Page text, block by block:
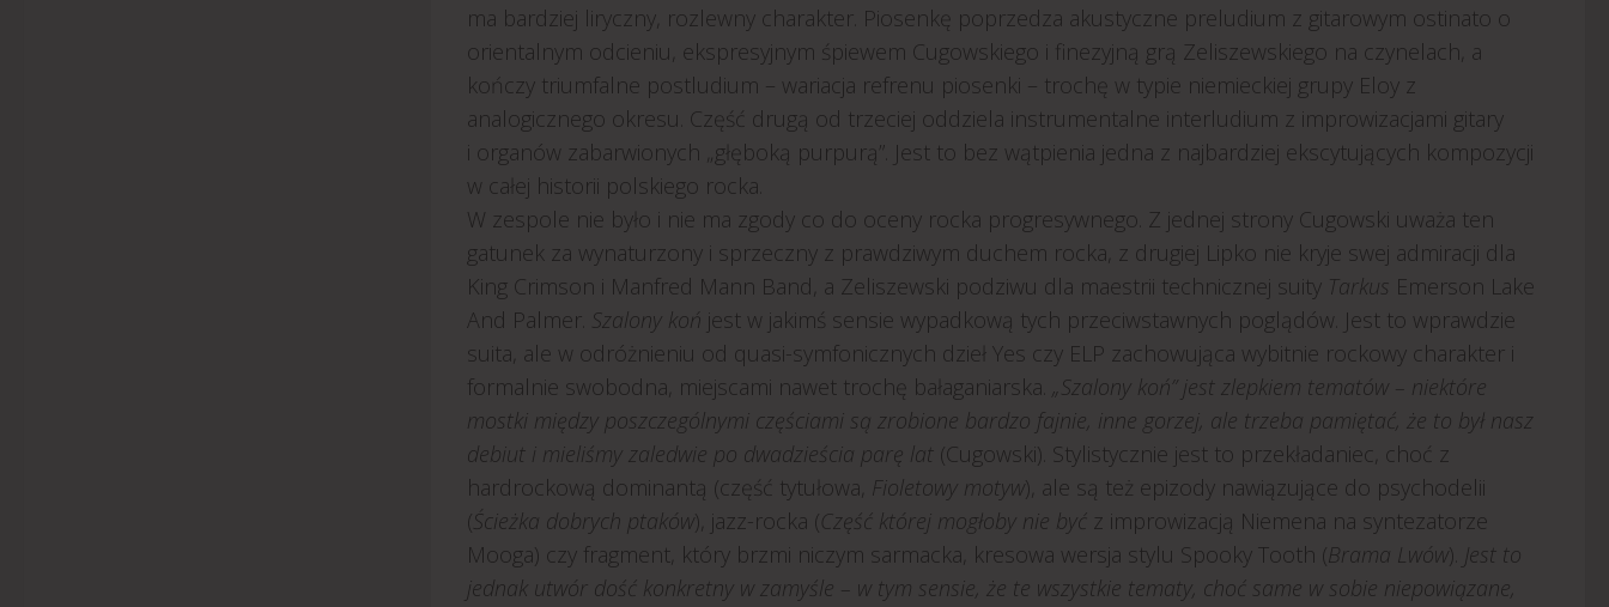
ma bardziej liryczny, rozlewny charakter. Piosenkę poprzedza akustyczne preludium z gitarowym ostinato o
orientalnym odcieniu, ekspresyjnym śpiewem Cugowskiego i finezyjną grą Zeliszewskiego na czynelach, a
kończy triumfalne postludium – wariacja refrenu piosenki – trochę w typie niemieckiej grupy Eloy z
analogicznego okresu. Część drugą od trzeciej oddziela instrumentalne interludium z improwizacjami gitary
i organów zabarwionych „głęboką purpurą”. Jest to bez wątpienia jedna z najbardziej ekscytujących kompozycji
w całej historii polskiego rocka.
W zespole nie było i nie ma zgody co do oceny rocka progresywnego. Z jednej strony Cugowski uważa ten
gatunek za wynaturzony i sprzeczny z prawdziwym duchem rocka, z drugiej Lipko nie kryje swej admiracji dla
King Crimson i Manfred Mann Band, a Zeliszewski podziwu dla maestrii technicznej suity Tarkus Emerson Lake
And Palmer. Szalony koń jest w jakimś sensie wypadkową tych przeciwstawnych poglądów. Jest to wprawdzie
suita, ale w odróżnieniu od quasi-symfonicznych dzieł Yes czy ELP zachowująca wybitnie rockowy charakter i
formalnie swobodna, miejscami nawet trochę bałaganiarska. „Szalony koń” jest zlepkiem tematów – niektóre
mostki między poszczególnymi częściami są zrobione bardzo fajnie, inne gorzej, ale trzeba pamiętać, że to był nasz
debiut i mieliśmy zaledwie po dwadzieścia parę lat (Cugowski). Stylistycznie jest to przekładaniec, choć z
hardrockową dominantą (część tytułowa, Fioletowy motyw), ale są też epizody nawiązujące do psychodelii
(Ścieżka dobrych ptaków), jazz-rocka (Część której mogłoby nie być z improwizacją Niemena na syntezatorze
Mooga) czy fragment, który brzmi niczym sarmacka, kresowa wersja stylu Spooky Tooth (Brama Lwów). Jest to
jednak utwór dość konkretny w zamyśle – w tym sensie, że te wszystkie tematy, choć same w sobie niepowiązane,